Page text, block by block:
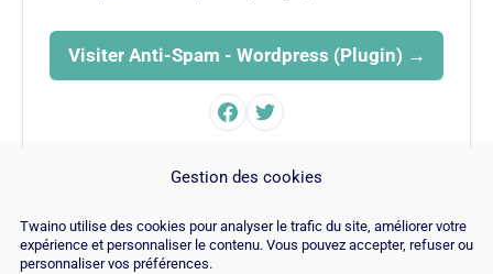
Gestion des cookies
Twaino utilise des cookies pour analyser le trafic du site, améliorer votre
expérience et personnaliser le contenu. Vous pouvez accepter, refuser ou
personnaliser vos préférences.
Visiter Anti-Spam - Wordpress (Plugin) →